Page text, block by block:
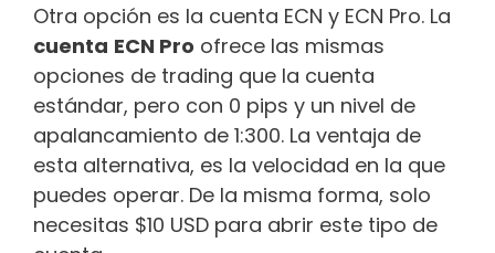
Otra opción es la cuenta ECN y ECN Pro. La
cuenta ECN Pro ofrece las mismas
opciones de trading que la cuenta
estándar, pero con 0 pips y un nivel de
apalancamiento de 1:300. La ventaja de
esta alternativa, es la velocidad en la que
puedes operar. De la misma forma, solo
necesitas $10 USD para abrir este tipo de